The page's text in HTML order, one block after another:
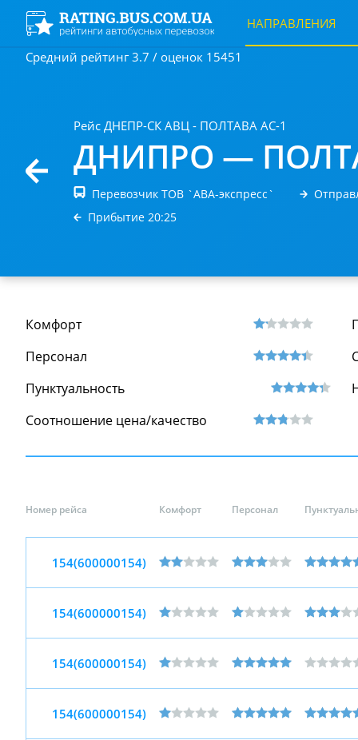
НАПРАВЛЕНИЯ
Средний рейтинг 3.7 / оценок 15451
Рейс ДНЕПР-СК АВЦ - ПОЛТАВА АС-1
ДНИПРО —
Перевозчик ТОВ `АВА-экспресс`
Прибытие 20:25
Комфорт
Персонал
Пунктуальность
Соотношение цена/качество
Номер рейса Комфорт Персонал
154(600000154)
154(600000154)
154(600000154)
154(600000154)